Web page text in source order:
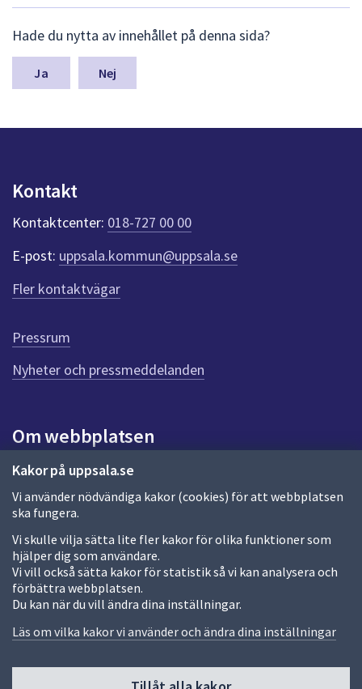
Kakor på uppsala.se
Vi använder nödvändiga kakor (cookies) för att webbplatsen
ska fungera.
Vi skulle vilja sätta lite fler kakor för olika funktioner som
hjälper dig som användare.
Vi vill också sätta kakor för statistik så vi kan analysera och
förbättra webbplatsen.
Du kan när du vill ändra dina inställningar.
Läs om vilka kakor vi använder och ändra dina inställningar
ä
m
a
y
n
t
r
ö
e
n
n
i
d
a
Hade du nytta av innehållet på denna sida?
Nej
Kontakt
Kontaktcenter: 018-727 00 00
E-post: uppsala.kommun@uppsala.se
Fler kontaktvägar
Pressrum
Nyheter och pressmeddelanden
Om webbplatsen
Om webbplatsen
Allmänna handlingar och diarium
Behandling av personuppgifter
Kakor
Språk (other languages)
Tillgänglighetsredogörelse